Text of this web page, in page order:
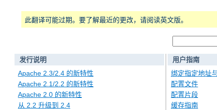
此翻译可能过期。要了解最近的更改，请阅读英文版。
发行说明
Apache 2.3/2.4 的新特性
Apache 2.1/2.2 的新特性
Apache 2.0 的新特性
从 2.2 升级到 2.4
用户指南
绑定指定地址
配置文件
配置片段
缓存指南